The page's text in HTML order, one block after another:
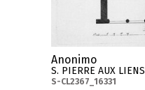
Anonimo
S. PIERRE AUX LIENS
S-CL2367_16331